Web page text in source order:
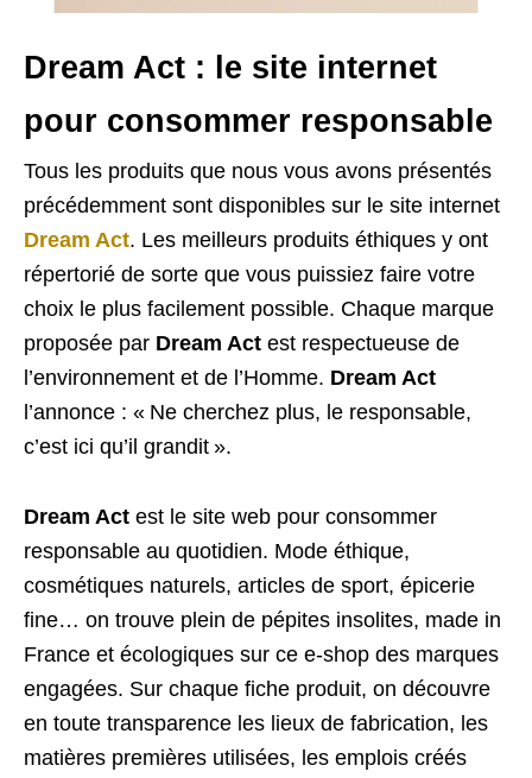
Dream Act : le site internet
pour consommer responsable
Tous les produits que nous vous avons présentés
précédemment sont disponibles sur le site internet
Dream Act. Les meilleurs produits éthiques y ont
répertorié de sorte que vous puissiez faire votre
choix le plus facilement possible. Chaque marque
proposée par Dream Act est respectueuse de
l’environnement et de l’Homme. Dream Act
l’annonce : « Ne cherchez plus, le responsable,
c’est ici qu’il grandit ».
Dream Act est le site web pour consommer
responsable au quotidien. Mode éthique,
cosmétiques naturels, articles de sport, épicerie
fine… on trouve plein de pépites insolites, made in
France et écologiques sur ce e-shop des marques
engagées. Sur chaque fiche produit, on découvre
en toute transparence les lieux de fabrication, les
matières premières utilisées, les emplois créés